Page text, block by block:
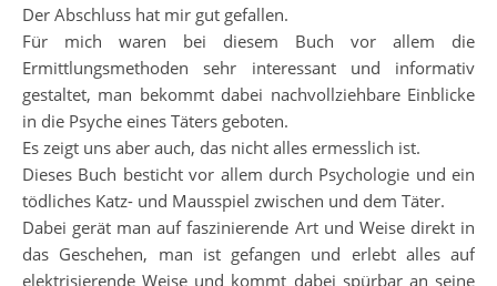
Der Abschluss hat mir gut gefallen.
Für mich waren bei diesem Buch vor allem die
Ermittlungsmethoden sehr interessant und informativ
gestaltet, man bekommt dabei nachvollziehbare Einblicke
in die Psyche eines Täters geboten.
Es zeigt uns aber auch, das nicht alles ermesslich ist.
Dieses Buch besticht vor allem durch Psychologie und ein
tödliches Katz- und Mausspiel zwischen und dem Täter.
Dabei gerät man auf faszinierende Art und Weise direkt in
das Geschehen, man ist gefangen und erlebt alles auf
elektrisierende Weise und kommt dabei spürbar an seine